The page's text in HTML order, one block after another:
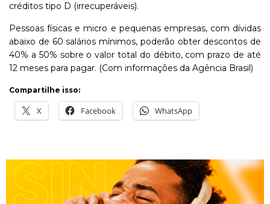
créditos tipo D (irrecuperáveis).
Pessoas físicas e micro e pequenas empresas, com dívidas
abaixo de 60 salários mínimos, poderão obter descontos de
40% a 50% sobre o valor total do débito, com prazo de até
12 meses para pagar. (Com informações da Agência Brasil)
Compartilhe isso:
X Facebook WhatsApp